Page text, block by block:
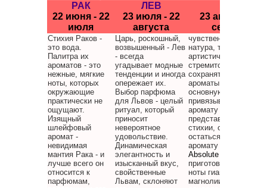
РАК
22 июня - 22
июля
ЛЕВ
23 июля - 22
августа
23 августа - 22
сентября
Стихия Раков -
это вода.
Палитра их
ароматов - это
нежные, мягкие
ноты, которых
окружающие
практически не
ощущают.
Изящный
шлейфовый
аромат -
невидимая
мантия Рака - и
лучше всего он
относится к
парфюмам,
Царь, роскошный,
возвышенный - Лев
- всегда
угадывает модные
тенденции и иногда
опережает их.
Выбор парфюма
для Львов - целый
ритуал, который
приносит
невероятное
удовольствие.
Динамическая
элегантность и
изысканный вкус,
свойственные
Львам, склоняют
чувственная и
натура, творческая и
артистичная Дева
стремится всегда
сохранять этот
ароматы играют в
основную роль. Дева
привязывается к
аромату надолго. Как
представитель
стихии, она не
остаться
аромату
Absolute
приготовили для
ноты гиацинта,
магнолии, вербены,